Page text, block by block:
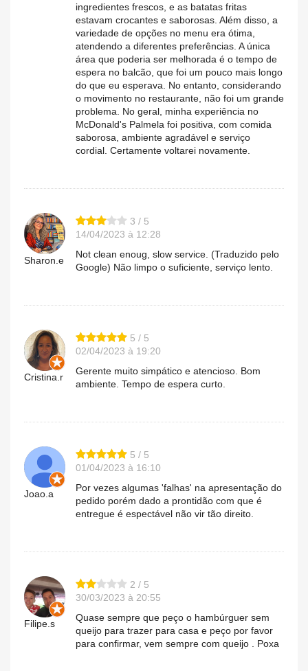
ingredientes frescos, e as batatas fritas
estavam crocantes e saborosas. Além disso, a
variedade de opções no menu era ótima,
atendendo a diferentes preferências. A única
área que poderia ser melhorada é o tempo de
espera no balcão, que foi um pouco mais longo
do que eu esperava. No entanto, considerando
o movimento no restaurante, não foi um grande
problema. No geral, minha experiência no
McDonald's Palmela foi positiva, com comida
saborosa, ambiente agradável e serviço
cordial. Certamente voltarei novamente.
Sharon.e
3 / 5
14/04/2023 à 12:28
Not clean enoug, slow service. (Traduzido pelo
Google) Não limpo o suficiente, serviço lento.
Cristina.r
5 / 5
02/04/2023 à 19:20
Gerente muito simpático e atencioso. Bom
ambiente. Tempo de espera curto.
Joao.a
5 / 5
01/04/2023 à 16:10
Por vezes algumas 'falhas' na apresentação do
pedido porém dado a prontidão com que é
entregue é espectável não vir tão direito.
Filipe.s
2 / 5
30/03/2023 à 20:55
Quase sempre que peço o hambúrguer sem
queijo para trazer para casa e peço por favor
para confirmar, vem sempre com queijo . Poxa